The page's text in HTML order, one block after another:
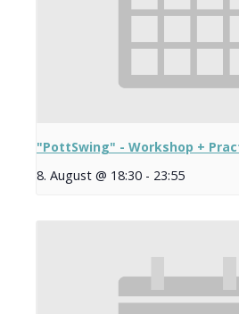
"PottSwing" - Workshop +
8. August @ 18:30 - 23:55